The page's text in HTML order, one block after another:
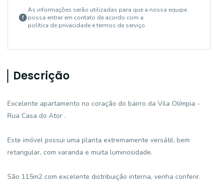
As informações serão utilizadas para que a nossa equipe
possa entrar em contato de acordo com a
política de privacidade e termos de serviço
Descrição
Excelente apartamento no coração do bairro da Vila Olímpia -
Rua Casa do Ator .
Este imóvel possui uma planta extremamente versátil, bem
retangular, com varanda e muita luminosidade.
São 115m2 com excelente distribuição interna, venha conferir.